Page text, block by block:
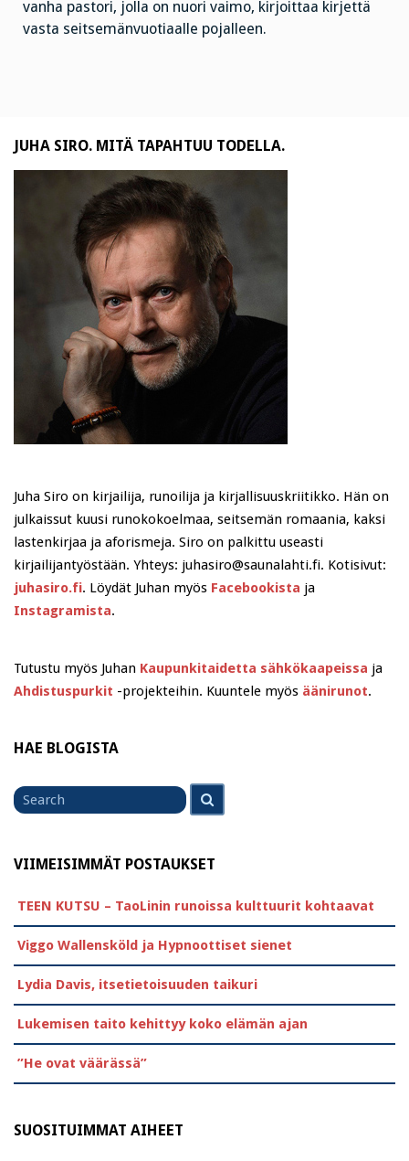
vanha pastori, jolla on nuori vaimo, kirjoittaa kirjettä
vasta seitsemänvuotiaalle pojalleen.
JUHA SIRO. MITÄ TAPAHTUU TODELLA.
Juha Siro on kirjailija, runoilija ja kirjallisuuskriitikko. Hän on
julkaissut kuusi runokokoelmaa, seitsemän romaania, kaksi
lastenkirjaa ja aforismeja. Siro on palkittu useasti
kirjailijantyöstään. Yhteys: juhasiro@saunalahti.fi. Kotisivut:
juhasiro.fi. Löydät Juhan myös Facebookista ja
Instagramista.
Tutustu myös Juhan Kaupunkitaidetta sähkökaapeissa ja
Ahdistuspurkit -projekteihin. Kuuntele myös äänirunot.
HAE BLOGISTA
Search
for
VIIMEISIMMÄT POSTAUKSET
TEEN KUTSU – TaoLinin runoissa kulttuurit kohtaavat
Viggo Wallensköld ja Hypnoottiset sienet
Lydia Davis, itsetietoisuuden taikuri
Lukemisen taito kehittyy koko elämän ajan
”He ovat väärässä”
SUOSITUIMMAT AIHEET